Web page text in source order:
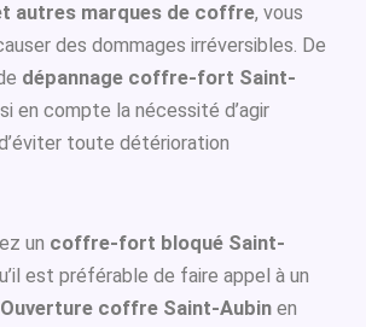
autres marques de coffre, vous
des dommages irréversibles. De
dépannage coffre-fort Saint-
en compte la nécessité d’agir
toute détérioration
un coffre-fort bloqué Saint-
est préférable de faire appel à un
Ouverture coffre Saint-Aubin en